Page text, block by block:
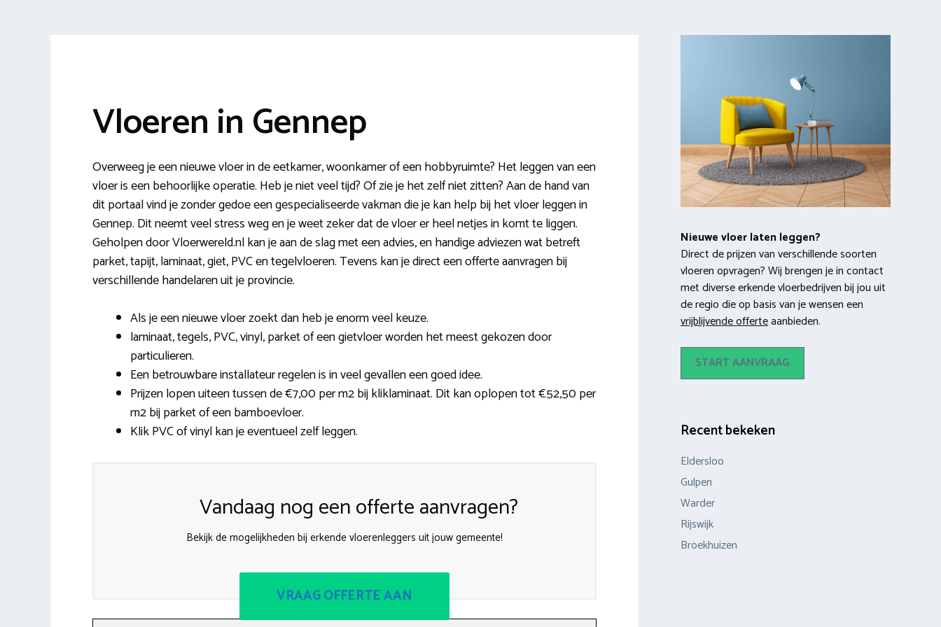
Vloeren in Gennep
Overweeg je een nieuwe vloer in de eetkamer, woonkamer of een hobbyruimte? Het leggen van een
vloer is een behoorlijke operatie. Heb je niet veel tijd? Of zie je het zelf niet zitten? Aan de hand van
dit portaal vind je zonder gedoe een gespecialiseerde vakman die je kan help bij het vloer leggen in
Gennep. Dit neemt veel stress weg en je weet zeker dat de vloer er heel netjes in komt te liggen.
Geholpen door Vloerwereld.nl kan je aan de slag met een advies, en handige adviezen wat betreft
parket, tapijt, laminaat, giet, PVC en tegelvloeren. Tevens kan je direct een offerte aanvragen bij
verschillende handelaren uit je provincie.
Als je een nieuwe vloer zoekt dan heb je enorm veel keuze.
laminaat, tegels, PVC, vinyl, parket of een gietvloer worden het meest gekozen door
particulieren.
Een betrouwbare installateur regelen is in veel gevallen een goed idee.
Prijzen lopen uiteen tussen de €7,00 per m2 bij kliklaminaat. Dit kan oplopen tot €52,50 per
m2 bij parket of een bamboevloer.
Klik PVC of vinyl kan je eventueel zelf leggen.
Vandaag nog een offerte aanvragen?
Bekijk de mogelijkheden bij erkende vloerenleggers uit jouw gemeente!
VRAAG OFFERTE AAN
Nieuwe vloer laten leggen?
Direct de prijzen van verschillende soorten
vloeren opvragen? Wij brengen je in contact
met diverse erkende vloerbedrijven bij jou uit
de regio die op basis van je wensen een
vrijblijvende offerteaanbieden.
START AANVRAAG
Recent bekeken
Eldersloo
Gulpen
Warder
Rijswijk
Broekhuizen